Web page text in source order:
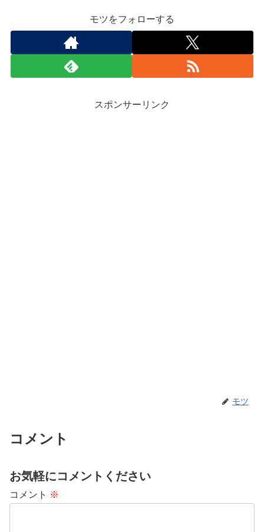
モツをフォローする
スポンサーリンク
モツ
コメント
お気軽にコメントください
コメント ※